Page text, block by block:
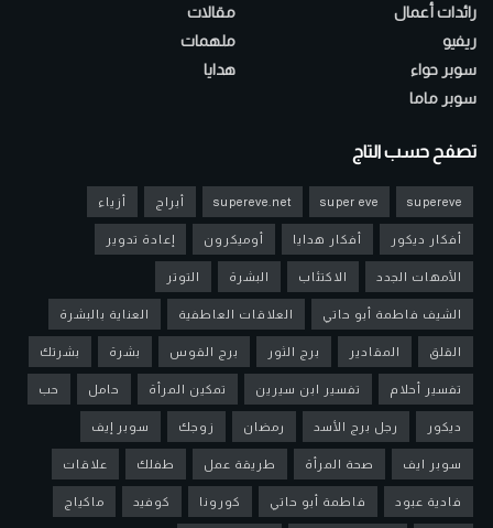
رائدات أعمال
ريفيو
سوبر حواء
سوبر ماما
مقالات
ملهمات
هدايا
تصفح حسب التاج
supereve
super eve
supereve.net أبراج أزياء
أفكار ديكور أفكار هدايا أوميكرون إعادة تدوير
الأمهات الجدد الاكتئاب البشرة التوتر
الشيف فاطمة أبو حاتي العلاقات العاطفية العناية بالبشرة
القلق المقادير برج الثور برج القوس بشرة بشرتك
تفسير أحلام تفسير ابن سيرين تمكين المرأة حامل حب
ديكور رجل برج الأسد رمضان زوجك سوبر إيف
سوبر ايف صحة المرأة طريقة عمل طفلك علاقات
فادية عبود فاطمة أبو حاتي كورونا كوفيد ماكياج